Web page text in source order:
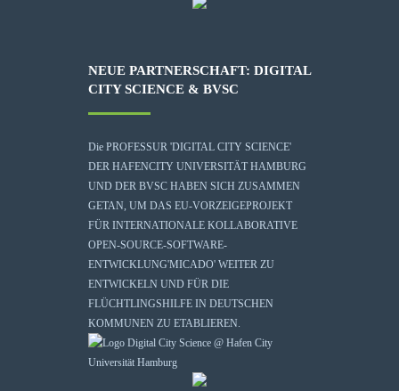
NEUE PARTNERSCHAFT: DIGITAL
CITY SCIENCE & BVSC
Die PROFESSUR 'DIGITAL CITY SCIENCE'
DER HAFENCITY UNIVERSITÄT HAMBURG
UND DER BVSC HABEN SICH ZUSAMMEN
GETAN, UM DAS EU-VORZEIGEPROJEKT
FÜR INTERNATIONALE KOLLABORATIVE
OPEN-SOURCE-SOFTWARE-
ENTWICKLUNG'MICADO' WEITER ZU
ENTWICKELN UND FÜR DIE
FLÜCHTLINGSHILFE IN DEUTSCHEN
KOMMUNEN ZU ETABLIEREN.